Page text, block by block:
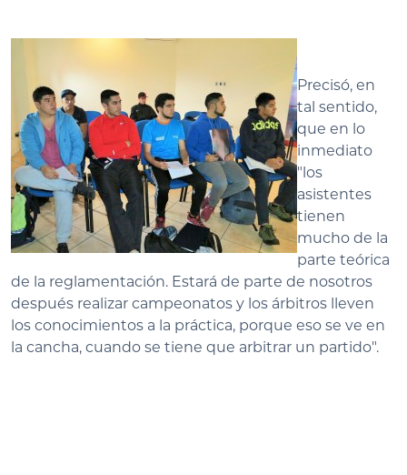
Precisó, en
tal sentido,
que en lo
inmediato
"los
asistentes
tienen
mucho de la
parte teórica
de la reglamentación. Estará de parte de nosotros
después realizar campeonatos y los árbitros lleven
los conocimientos a la práctica, porque eso se ve en
la cancha, cuando se tiene que arbitrar un partido".